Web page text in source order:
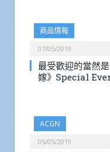
商品情報
07/05/2019
最受歡迎的當然
嫁》Special
ACGN
05/05/2019